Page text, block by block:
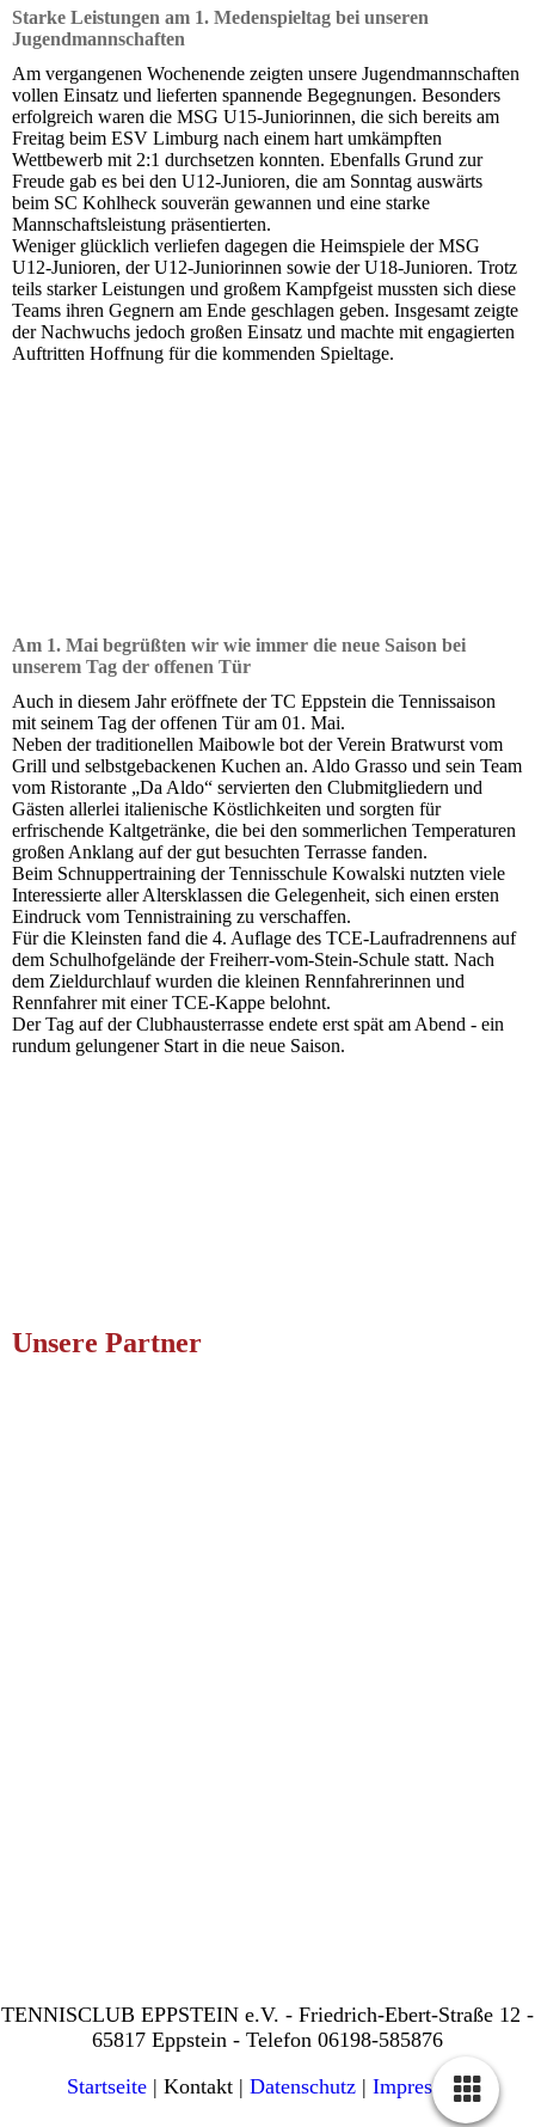
Starke Leistungen am 1. Medenspieltag bei unseren
Jugendmannschaften
Am vergangenen Wochenende zeigten unsere Jugendmannschaften
vollen Einsatz und lieferten spannende Begegnungen. Besonders
erfolgreich waren die MSG U15-Juniorinnen, die sich bereits am
Freitag beim ESV Limburg nach einem hart umkämpften
Wettbewerb mit 2:1 durchsetzen konnten. Ebenfalls Grund zur
Freude gab es bei den U12-Junioren, die am Sonntag auswärts
beim SC Kohlheck souverän gewannen und eine starke
Mannschaftsleistung präsentierten.
Weniger glücklich verliefen dagegen die Heimspiele der MSG
U12-Junioren, der U12-Juniorinnen sowie der U18-Junioren. Trotz
teils starker Leistungen und großem Kampfgeist mussten sich diese
Teams ihren Gegnern am Ende geschlagen geben. Insgesamt zeigte
der Nachwuchs jedoch großen Einsatz und machte mit engagierten
Auftritten Hoffnung für die kommenden Spieltage.
Am 1. Mai begrüßten wir wie immer die neue Saison bei
unserem Tag der offenen Tür
Auch in diesem Jahr eröffnete der TC Eppstein die Tennissaison
mit seinem Tag der offenen Tür am 01. Mai.
Neben der traditionellen Maibowle bot der Verein Bratwurst vom
Grill und selbstgebackenen Kuchen an. Aldo Grasso und sein Team
vom Ristorante „Da Aldo“ servierten den Clubmitgliedern und
Gästen allerlei italienische Köstlichkeiten und sorgten für
erfrischende Kaltgetränke, die bei den sommerlichen Temperaturen
großen Anklang auf der gut besuchten Terrasse fanden.
Beim Schnuppertraining der Tennisschule Kowalski nutzten viele
Interessierte aller Altersklassen die Gelegenheit, sich einen ersten
Eindruck vom Tennistraining zu verschaffen.
Für die Kleinsten fand die 4. Auflage des TCE-Laufradrennens auf
dem Schulhofgelände der Freiherr-vom-Stein-Schule statt. Nach
dem Zieldurchlauf wurden die kleinen Rennfahrerinnen und
Rennfahrer mit einer TCE-Kappe belohnt.
Der Tag auf der Clubhausterrasse endete erst spät am Abend - ein
rundum gelungener Start in die neue Saison.
Unsere Partner
TENNISCLUB EPPSTEIN e.V. - Friedrich-Ebert-Straße 12 -
65817 Eppstein - Telefon 06198-585876
Startseite | Kontakt | Daten­schutz | Impressum